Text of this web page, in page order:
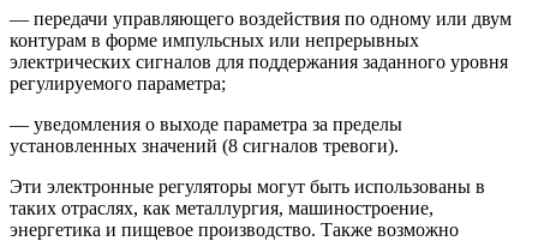
— передачи управляющего воздействия по одному или двум
контурам в форме импульсных или непрерывных
электрических сигналов для поддержания заданного уровня
регулируемого параметра;
— уведомления о выходе параметра за пределы
установленных значений (8 сигналов тревоги).
Эти электронные регуляторы могут быть использованы в
таких отраслях, как металлургия, машиностроение,
энергетика и пищевое производство. Также возможно